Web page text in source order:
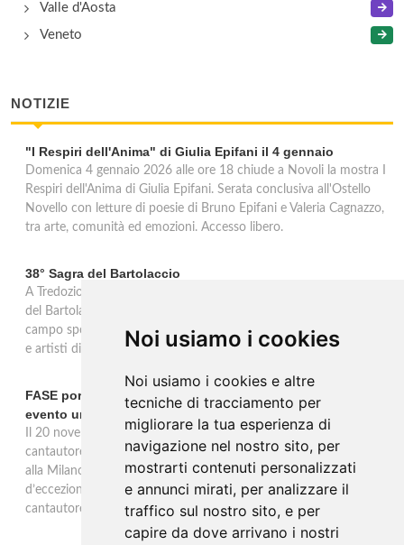
Noi usiamo i cookies
Noi usiamo i cookies e altre
tecniche di tracciamento per
migliorare la tua esperienza di
navigazione nel nostro sito, per
mostrarti contenuti personalizzati
e annunci mirati, per analizzare il
traffico sul nostro sito, e per
capire da dove arrivano i nostri
Valle d'Aosta
Veneto
NOTIZIE
"I Respiri dell'Anima" di Giulia Epifani il 4 gennaio
Domenica 4 gennaio 2026 alle ore 18 chiude a Novoli la mostra I
Respiri dell'Anima di Giulia Epifani. Serata conclusiva all'Ostello
Novello con letture di poesie di Bruno Epifani e Valeria Cagnazzo,
tra arte, comunità ed emozioni. Accesso libero.
38° Sagra del Bartolaccio
A Tredozio, borgo dell’Appennino Tosco-Romagnolo, la 38ª Sagra
del Bartolaccio anima le domeniche 2 e 9 novembre 2025: al
campo sportivo cotture alla piastra, stand tipici, mercato, musica
e artisti di strada, ingresso libero per tutta la giornata.
FASE porta la sua musica alla Milano Music Week con un
evento unico
Il 20 novembre alle 19 all’Ostello Bello Milano Duomo, il
cantautore torinese FASE sarà protagonista di un evento unico
alla Milano Music Week: un concerto e talk con ospiti
d’eccezione, tra musica, dialogo e riflessioni sul mestiere del
cantautore.